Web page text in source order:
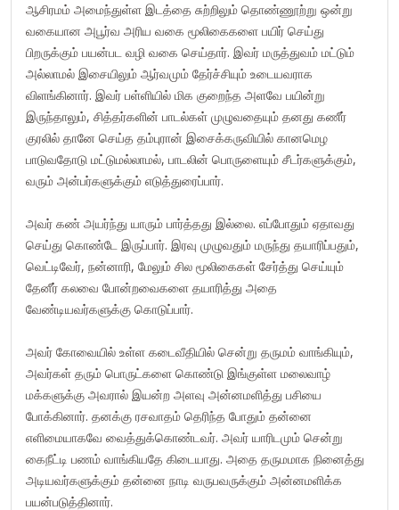
ஆசிரமம் அமைந்துள்ள இடத்தை சுற்றிலும் தொண்ணூற்று ஒன்று
வகையான அபூர்வ அரிய வகை மூலிகைகளை பயிர் செய்து
பிறருக்கும் பயன்பட வழி வகை செய்தார். இவர் மருத்துவம் மட்டும்
அல்லாமல் இசையிலும் ஆர்வமும் தேர்ச்சியும் உடையவராக
விளங்கினார். இவர் பள்ளியில் மிக குறைந்த அளவே பயின்று
இருந்தாலும், சித்தர்களின் பாடல்கள் முழுவதையும் தனது கணீர்
குரலில் தானே செய்த தம்புரான் இசைக்கருவியில் கானமெழ
பாடுவதோடு மட்டுமல்லாமல், பாடலின் பொருளையும் சீடர்களுக்கும்,
வரும் அன்பர்களுக்கும் எடுத்துரைப்பார்.
அவர் கண் அயர்ந்து யாரும் பார்த்தது இல்லை. எப்போதும் ஏதாவது
செய்து கொண்டே இருப்பார். இரவு முழுவதும் மருந்து தயாரிப்பதும்,
வெட்டிவேர், நன்னாரி, மேலும் சில மூலிகைகள் சேர்த்து செய்யும்
தேனீர் கலவை போன்றவைகளை தயாரித்து அதை
வேண்டியவர்களுக்கு கொடுப்பார்.
அவர் கோவையில் உள்ள கடைவீதியில் சென்று தருமம் வாங்கியும்,
அவர்கள் தரும் பொருட்களை கொண்டு இங்குள்ள மலைவாழ்
மக்களுக்கு அவரால் இயன்ற அளவு அன்னமளித்து பசியை
போக்கினார். தனக்கு ரசவாதம் தெரிந்த போதும் தன்னை
எளிமையாகவே வைத்துக்கொண்டவர். அவர் யாரிடமும் சென்று
கைநீட்டி பணம் வாங்கியதே கிடையாது. அதை தருமமாக நினைத்து
அடியவர்களுக்கும் தன்னை நாடி வருபவருக்கும் அன்னமளிக்க
பயன்படுத்தினார்.